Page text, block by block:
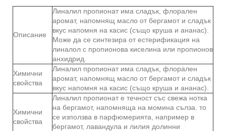
Описание
Линалил пропионат има сладък, флорален
аромат, напомнящ масло от бергамот и сладък
вкус напомня на касис (също круша и ананас).
Може да се синтезира от естерификация на
линалол с пропионова киселина или пропионов
анхидрид.
Химични
свойства
Линалил пропионат има сладък, флорален
аромат, напомнящ масло от бергамот и сладък
вкус напомня на касис (също круша и ананас).
Химични
свойства
Линалил пропионат е течност със свежа нотка
на бергамот, напомняща на момина сълза. то
се използва в парфюмерията, например в
бергамот, лавандула и лилия долинни